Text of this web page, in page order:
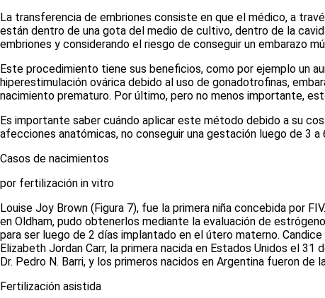
La transferencia de embriones consiste en que el médico, a
están dentro de una gota del medio de cultivo, dentro de la
embriones y considerando el riesgo de conseguir un embarazo
Este procedimiento tiene sus beneficios, como por ejemplo un
hiperestimulación ovárica debido al uso de gonadotrofinas,
nacimiento prematuro. Por último, pero no menos importante,
Es importante saber cuándo aplicar este método debido a su
afecciones anatómicas, no conseguir una gestación luego de 3
Casos de nacimientos
por fertilización in vitro
Louise Joy Brown (Figura 7), fue la primera niña concebida por
en Oldham, pudo obtenerlos mediante la evaluación de
para ser luego de 2 días implantado en el útero materno.
Elizabeth Jordan Carr, la primera nacida en Estados Unidos el
Dr. Pedro N. Barri, y los primeros nacidos en Argentina fueron
Fertilización asistida